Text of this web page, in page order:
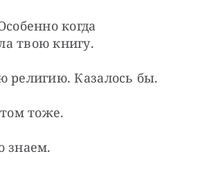
когда
твою книгу.
религию. Казалось бы.
тоже.
знаем.